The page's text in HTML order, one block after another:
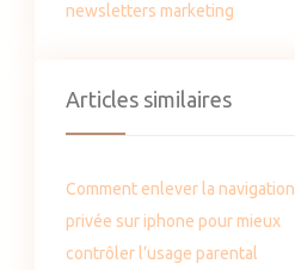
newsletters marketing
Articles similaires
Comment enlever la navigation
privée sur iphone pour mieux
contrôler l’usage parental